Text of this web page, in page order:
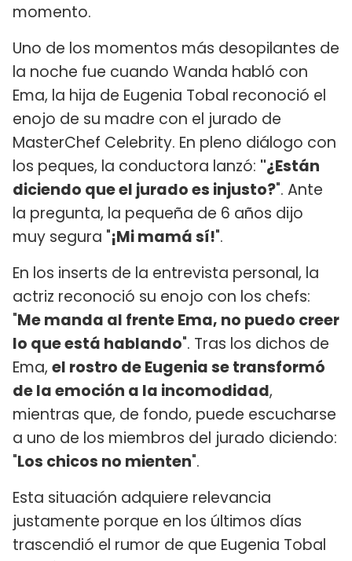
momento.
Uno de los momentos más desopilantes de
la noche fue cuando Wanda habló con
Ema, la hija de Eugenia Tobal reconoció el
enojo de su madre con el jurado de
MasterChef Celebrity. En pleno diálogo con
los peques, la conductora lanzó: "¿Están
diciendo que el jurado es injusto?". Ante
la pregunta, la pequeña de 6 años dijo
muy segura "¡Mi mamá sí!".
En los inserts de la entrevista personal, la
actriz reconoció su enojo con los chefs:
"Me manda al frente Ema, no puedo creer
lo que está hablando". Tras los dichos de
Ema, el rostro de Eugenia se transformó
de la emoción a la incomodidad,
mientras que, de fondo, puede escucharse
a uno de los miembros del jurado diciendo:
"Los chicos no mienten".
Esta situación adquiere relevancia
justamente porque en los últimos días
trascendió el rumor de que Eugenia Tobal